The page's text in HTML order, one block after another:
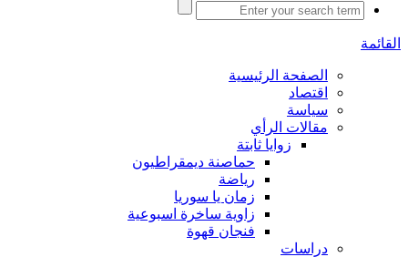
القائمة
الصفحة الرئيسية
اقتصاد
سياسة
مقالات الرأي
زوايا ثابتة
حماصنة ديمقراطيون
رياضة
زمان يا سوريا
زاوية ساخرة اسبوعية
فنجان قهوة
دراسات